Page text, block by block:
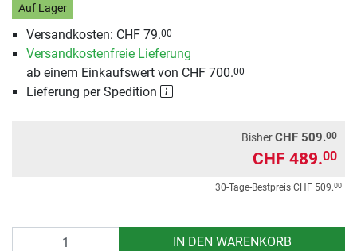
Auf Lager
Versandkosten: CHF 79.00
Versandkostenfreie Lieferung
ab einem Einkaufswert von CHF 700.00
Lieferung per Spedition
BisherCHF 509.00
CHF 489.00
30-Tage-Bestpreis CHF 509.00
IN DEN WARENKORB